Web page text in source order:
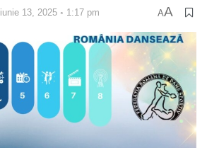
iunie 13, 2025 ◦ 1:17 pm AA